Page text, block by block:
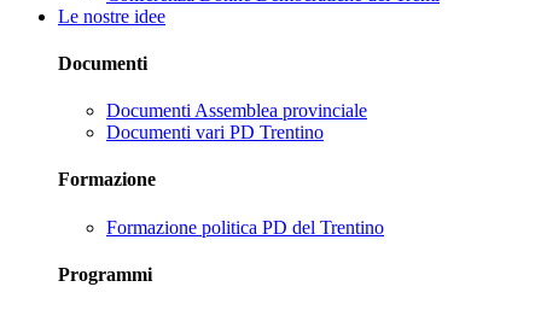
Le nostre idee
Documenti
Documenti Assemblea provinciale
Documenti vari PD Trentino
Formazione
Formazione politica PD del Trentino
Programmi